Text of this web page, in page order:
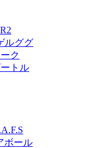
ルググ
ク
トル
ボール